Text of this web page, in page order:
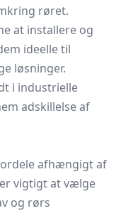
røret.
at installere og
ideelle til
løsninger.
i industrielle
adskillelse af
afhængigt af
vigtigt at vælge
og rørs